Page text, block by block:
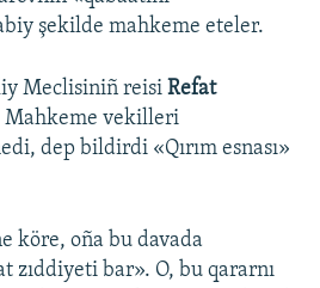
şekilde mahkeme eteler.
Meclisiniñ reisiRefat
Mahkeme vekilleri
dep bildirdi «Qırım esnası»
köre, oña bu davada
zıddiyeti bar». O, bu qararnı